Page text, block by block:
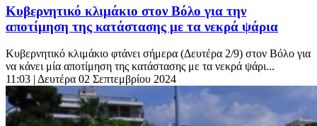
Κυβερνητικό κλιμάκιο στον Βόλο για την
αποτίμηση της κατάστασης με τα νεκρά ψάρια
Κυβερνητικό κλιμάκιο φτάνει σήμερα (Δευτέρα 2/9) στον Βόλο για
να κάνει μία αποτίμηση της κατάστασης με τα νεκρά ψάρι...
11:03 | Δευτέρα 02 Σεπτεμβρίου 2024